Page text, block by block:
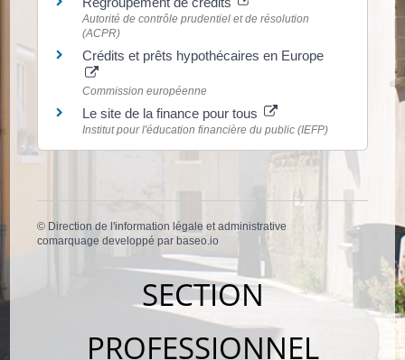
Autorité de contrôle prudentiel et de résolution
(ACPR)
Crédits et prêts hypothécaires en Europe
Commission européenne
Le site de la finance pour tous
Institut pour l'éducation financière du public (IEFP)
© Direction de l'information légale et administrative
comarquage developpé par baseo.io
SECTION
PROFESSIONNEL